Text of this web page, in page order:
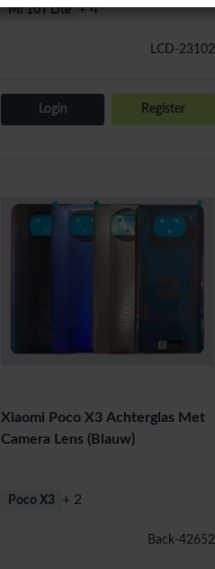
LCD-23102
Mi 10T Lite + 4
Login Register
Xiaomi Poco X3 Achterglas Met
Camera Lens (Blauw)
Back-42652
Poco X3 + 2